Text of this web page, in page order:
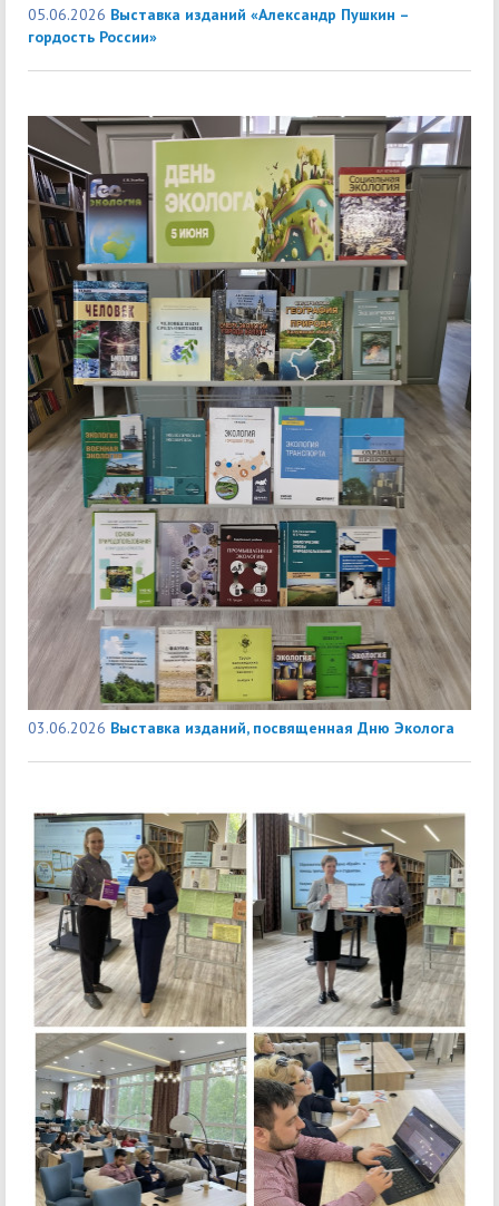
05.06.2026 Выставка изданий «Александр Пушкин –
гордость России»
03.06.2026 Выставка изданий, посвященная Дню Эколога